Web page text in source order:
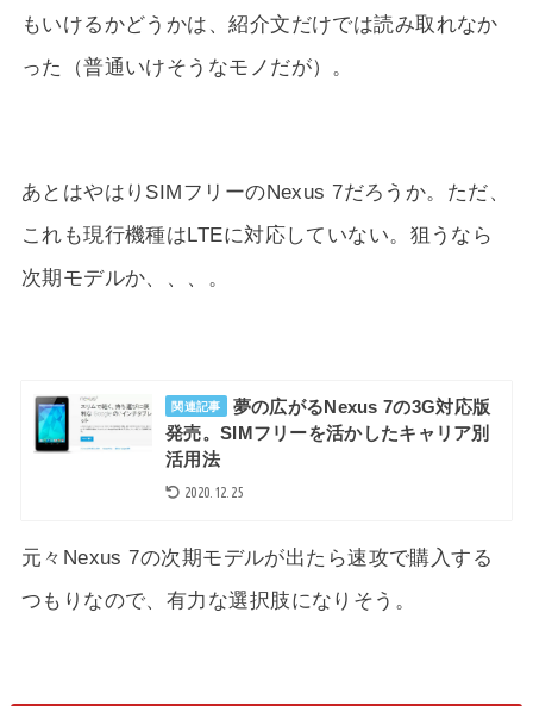
もいけるかどうかは、紹介文だけでは読み取れなか
った（普通いけそうなモノだが）。
あとはやはりSIMフリーのNexus 7だろうか。ただ、
これも現行機種はLTEに対応していない。狙うなら
次期モデルか、、、。
関連記事
夢の広がるNexus 7の3G対応版
発売。SIMフリーを活かしたキャリア別
活用法
2020.12.25
元々Nexus 7の次期モデルが出たら速攻で購入する
つもりなので、有力な選択肢になりそう。